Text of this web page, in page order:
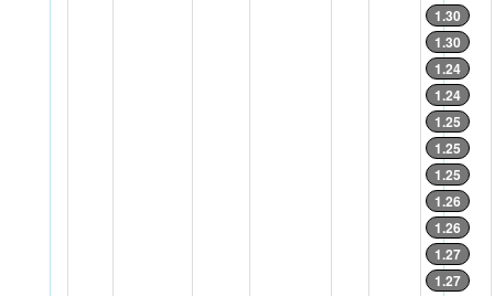
1.30
1.30
1.24
1.24
1.25
1.25
1.25
1.26
1.26
1.27
1.27